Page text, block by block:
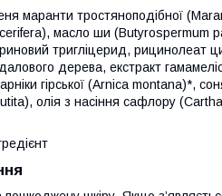
маранти тростяноподібної
масло ши (Butyrospermum
тригліцерид, рицинолеат
дерева, екстракт
арніки гірської (Arnica montana)*,
олія з насіння сафлору